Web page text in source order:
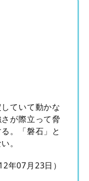
ていて動かな
が際立って脅
。「磐石」と
。
年07月23日）